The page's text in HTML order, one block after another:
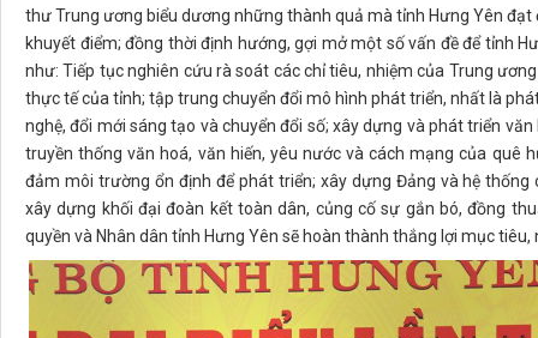
thư Trung ương biểu dương những thành quả mà tỉnh Hưng Yên
khuyết điểm; đồng thời định hướng, gợi mở một số vấn đề để tỉnh
như: Tiếp tục nghiên cứu rà soát các chỉ tiêu, nhiệm của Trung
thực tế của tỉnh; tập trung chuyển đổi mô hình phát triển, nhất là
nghệ, đổi mới sáng tạo và chuyển đổi số; xây dựng và phát triển
truyền thống văn hoá, văn hiến, yêu nước và cách mạng của quê
đảm môi trường ổn định để phát triển; xây dựng Đảng và hệ
xây dựng khối đại đoàn kết toàn dân, củng cố sự gắn bó, đồng
quyền và Nhân dân tỉnh Hưng Yên sẽ hoàn thành thắng lợi mục